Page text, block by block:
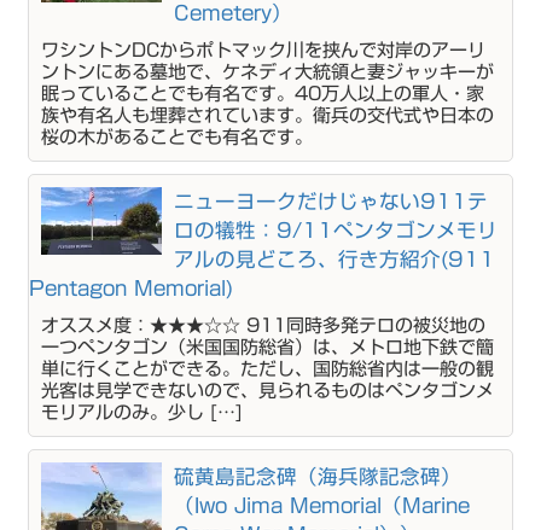
Cemetery）
ワシントンDCからポトマック川を挟んで対岸のアーリ
ントンにある墓地で、ケネディ大統領と妻ジャッキーが
眠っていることでも有名です。40万人以上の軍人・家
族や有名人も埋葬されています。衛兵の交代式や日本の
桜の木があることでも有名です。
ニューヨークだけじゃない911テ
ロの犠牲：9/11ペンタゴンメモリ
アルの見どころ、行き方紹介(911
Pentagon Memorial)
オススメ度：★★★☆☆ 911同時多発テロの被災地の
一つペンタゴン（米国国防総省）は、メトロ地下鉄で簡
単に行くことができる。ただし、国防総省内は一般の観
光客は見学できないので、見られるものはペンタゴンメ
モリアルのみ。少し […]
硫黄島記念碑（海兵隊記念碑）
（Iwo Jima Memorial（Marine